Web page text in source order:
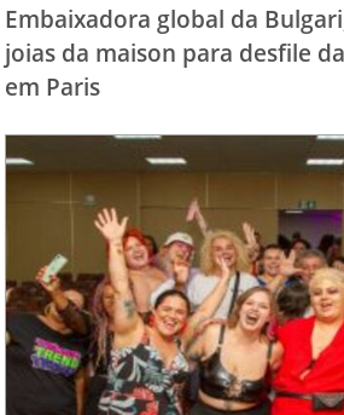
Embaixadora global da
joias da maison para desfile
em Paris